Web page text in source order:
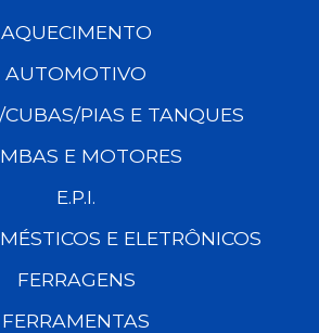
AQUECIMENTO
AUTOMOTIVO
CUBAS/PIAS E TANQUES
E MOTORES
E.P.I.
E ELETRÔNICOS
FERRAGENS
FERRAMENTAS